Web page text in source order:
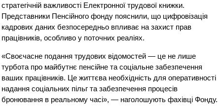
стратегічній важливості Електронної трудової книжки.
Представники Пенсійного фонду пояснили, що цифровізація
кадрових даних безпосередньо впливає на захист прав
працівників, особливо у поточних реаліях.
«Своєчасне подання трудових відомостей — це не лише
турбота про майбутнє пенсійне та соціальне забезпечення
ваших працівників. Це життєва необхідність для оперативності
надання соціальних пільг та забезпечення процесів
бронювання в реальному часі», — наголошують фахівці Фонду.